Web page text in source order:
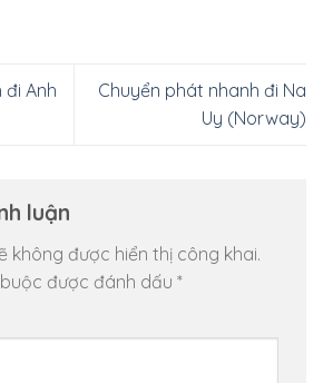
Anh
Chuyển phát nhanh đi Na
Uy (Norway)
luận
không được hiển thị công khai.
được đánh dấu *